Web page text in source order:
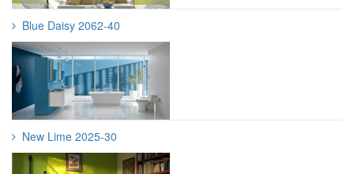
Blue Daisy 2062-40
New Lime 2025-30